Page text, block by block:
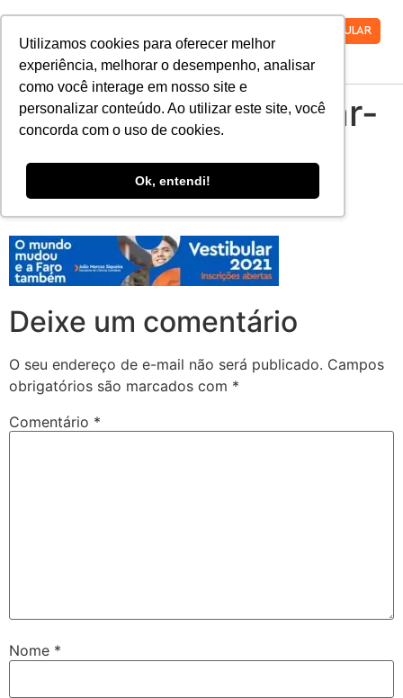
Utilizamos cookies para oferecer melhor
experiência, melhorar o desempenho, analisar
como você interage em nosso site e
personalizar conteúdo. Ao utilizar este site, você
concorda com o uso de cookies.
Ok, entendi!
VESTIBULAR
Site Faro- Vestibular-
Faro-2021 –
1890×150
Deixe um comentário
O seu endereço de e-mail não será publicado. Campos
obrigatórios são marcados com *
Comentário *
Nome *